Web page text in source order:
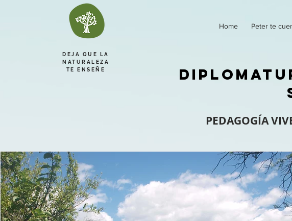
DEJA QUE LA
NATURALEZA
TE ENSEÑE
Home Peter te
PEDAGOGÍA